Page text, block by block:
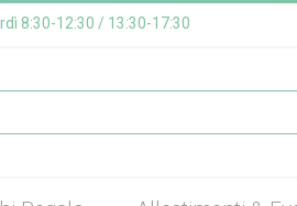
8:30-12:30 / 13:30-17:30